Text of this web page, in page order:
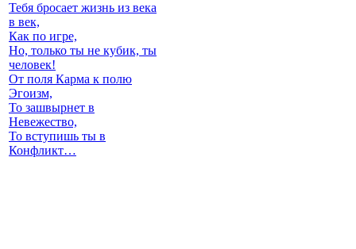
Тебя бросает жизнь из века
в век,
Как по игре,
Но, только ты не кубик, ты
человек!
От поля Карма к полю
Эгоизм,
То зашвырнет в
Невежество,
То вступишь ты в
Конфликт…